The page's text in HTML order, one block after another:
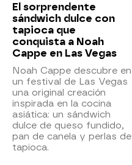
El sorprendente
sándwich dulce con
tapioca que
conquista a Noah
Cappe en Las Vegas
Noah Cappe descubre en
un festival de Las Vegas
una original creación
inspirada en la cocina
asiática: un sándwich
dulce de queso fundido,
pan de canela y perlas de
tapioca.